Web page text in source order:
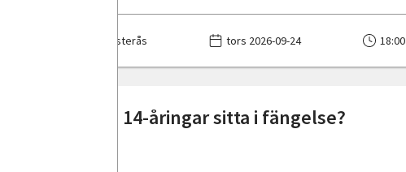
Västerås tors 2026-09-24 18:00
Ska 14-åringar sitta i fängelse?